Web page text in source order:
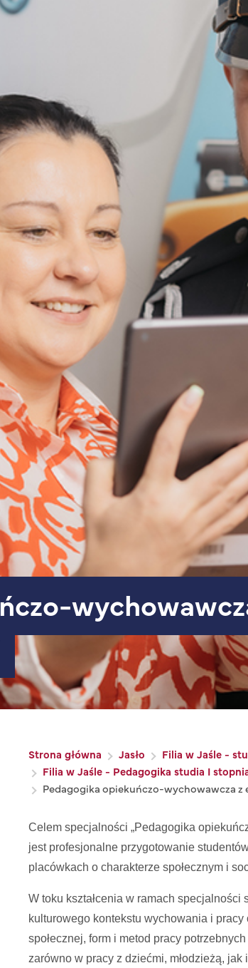
Ścieżka nawigacyjna
Strona główna Jasło
Filia w Jaśle -
Filia w Jaśle - Pedagogika studia I
Pedagogika opiekuńczo-wychowawcza z
Celem specjalności „Pedagogika
jest profesjonalne przygotowanie
placówkach o charakterze społecznym i
W toku kształcenia w ramach specjalności
kulturowego kontekstu wychowania i
społecznej, form i metod pracy
zarówno w pracy z dziećmi, młodzieżą,